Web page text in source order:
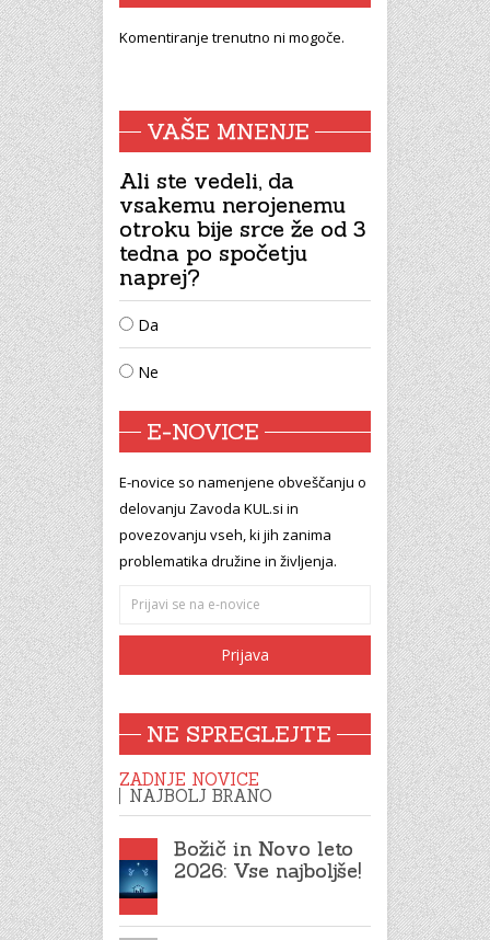
Komentiranje trenutno ni mogoče.
VAŠE MNENJE
Ali ste vedeli, da
vsakemu nerojenemu
otroku bije srce že od 3
tedna po spočetju
naprej?
Da
Ne
E-NOVICE
E-novice so namenjene obveščanju o
delovanju Zavoda KUL.si in
povezovanju vseh, ki jih zanima
problematika družine in življenja.
NE SPREGLEJTE
ZADNJE NOVICE
NAJBOLJ BRANO
Božič in Novo leto
2026: Vse najboljše!